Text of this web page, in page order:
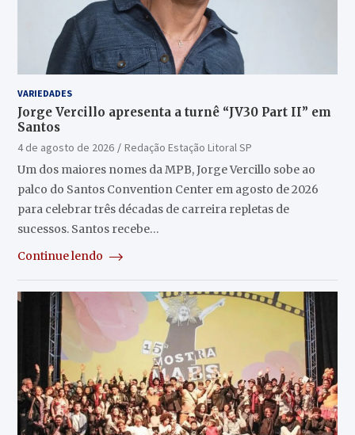
VARIEDADES
Jorge Vercillo apresenta a turnê “JV30 Part II” em
Santos
4 de agosto de 2026
Redação Estação Litoral SP
Um dos maiores nomes da MPB, Jorge Vercillo sobe ao
palco do Santos Convention Center em agosto de 2026
para celebrar três décadas de carreira repletas de
sucessos. Santos recebe…
Continue lendo